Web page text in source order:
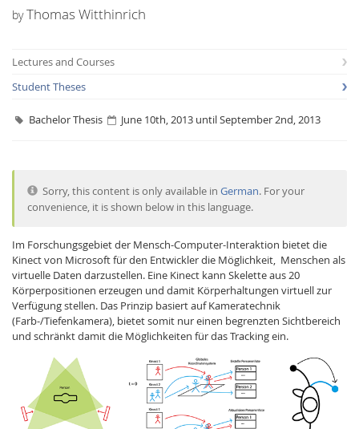
Facebook
Youtube
RSS
Interactive Media
byThomas Witthinrich
Lectures and Courses
Student Theses
Bachelor Thesis June 10th, 2013 until September 2nd, 2013
Sorry, this content is only available inGerman. For your
convenience, it is shown below in this language.
Im Forschungsgebiet der Mensch-Computer-Interaktion bietet die
Kinect von Microsoft für den Entwickler die Möglichkeit, Menschen als
virtuelle Daten darzustellen. Eine Kinect kann Skelette aus 20
Körperpositionen erzeugen und damit Körperhaltungen virtuell zur
Verfügung stellen. Das Prinzip basiert auf Kameratechnik
(Farb-/Tiefenkamera), bietet somit nur einen begrenzten Sichtbereich
und schränkt damit die Möglichkeiten für das Tracking ein.